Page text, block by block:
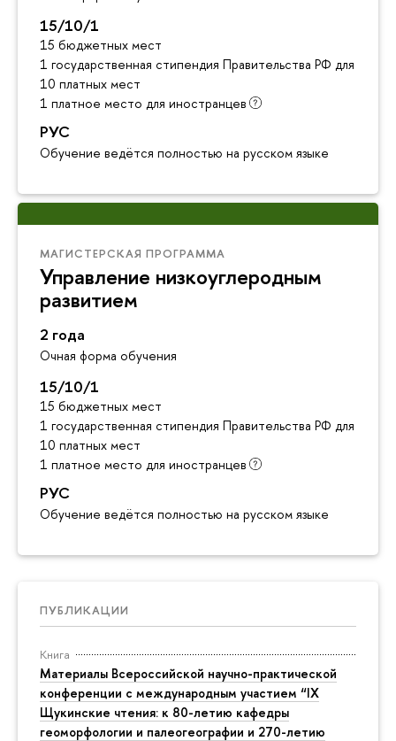
15/10/1
15 бюджетных мест
1 государственная стипендия Правительства РФ для
10 платных мест
1 платное место для иностранцев
РУС
Обучение ведётся полностью на русском языке
МАГИСТЕРСКАЯ ПРОГРАММА
Управление низкоуглеродным
развитием
2 года
Очная форма обучения
15/10/1
15 бюджетных мест
1 государственная стипендия Правительства РФ для
10 платных мест
1 платное место для иностранцев
РУС
Обучение ведётся полностью на русском языке
ПУБЛИКАЦИИ
Книга
Материалы Всероссийской научно-практической
конференции с международным участием “IX
Щукинские чтения: к 80-летию кафедры
геоморфологии и палеогеографии и 270-летию